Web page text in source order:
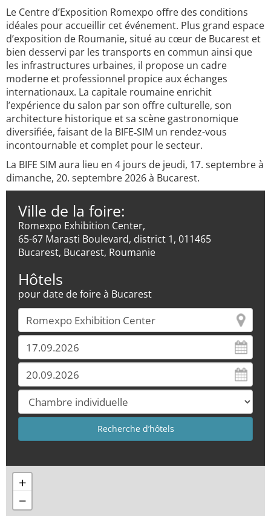
Le Centre d’Exposition Romexpo offre des conditions
idéales pour accueillir cet événement. Plus grand espace
d’exposition de Roumanie, situé au cœur de Bucarest et
bien desservi par les transports en commun ainsi que
les infrastructures urbaines, il propose un cadre
moderne et professionnel propice aux échanges
internationaux. La capitale roumaine enrichit
l’expérience du salon par son offre culturelle, son
architecture historique et sa scène gastronomique
diversifiée, faisant de la BIFE‑SIM un rendez-vous
incontournable et complet pour le secteur.
La BIFE SIM aura lieu en 4 jours de jeudi, 17. septembre à
dimanche, 20. septembre 2026 à Bucarest.
Ville de la foire:
Romexpo Exhibition Center,
65-67 Marasti Boulevard, district 1, 011465
Bucarest, Bucarest, Roumanie
Hôtels
pour date de foire à Bucarest
+
−